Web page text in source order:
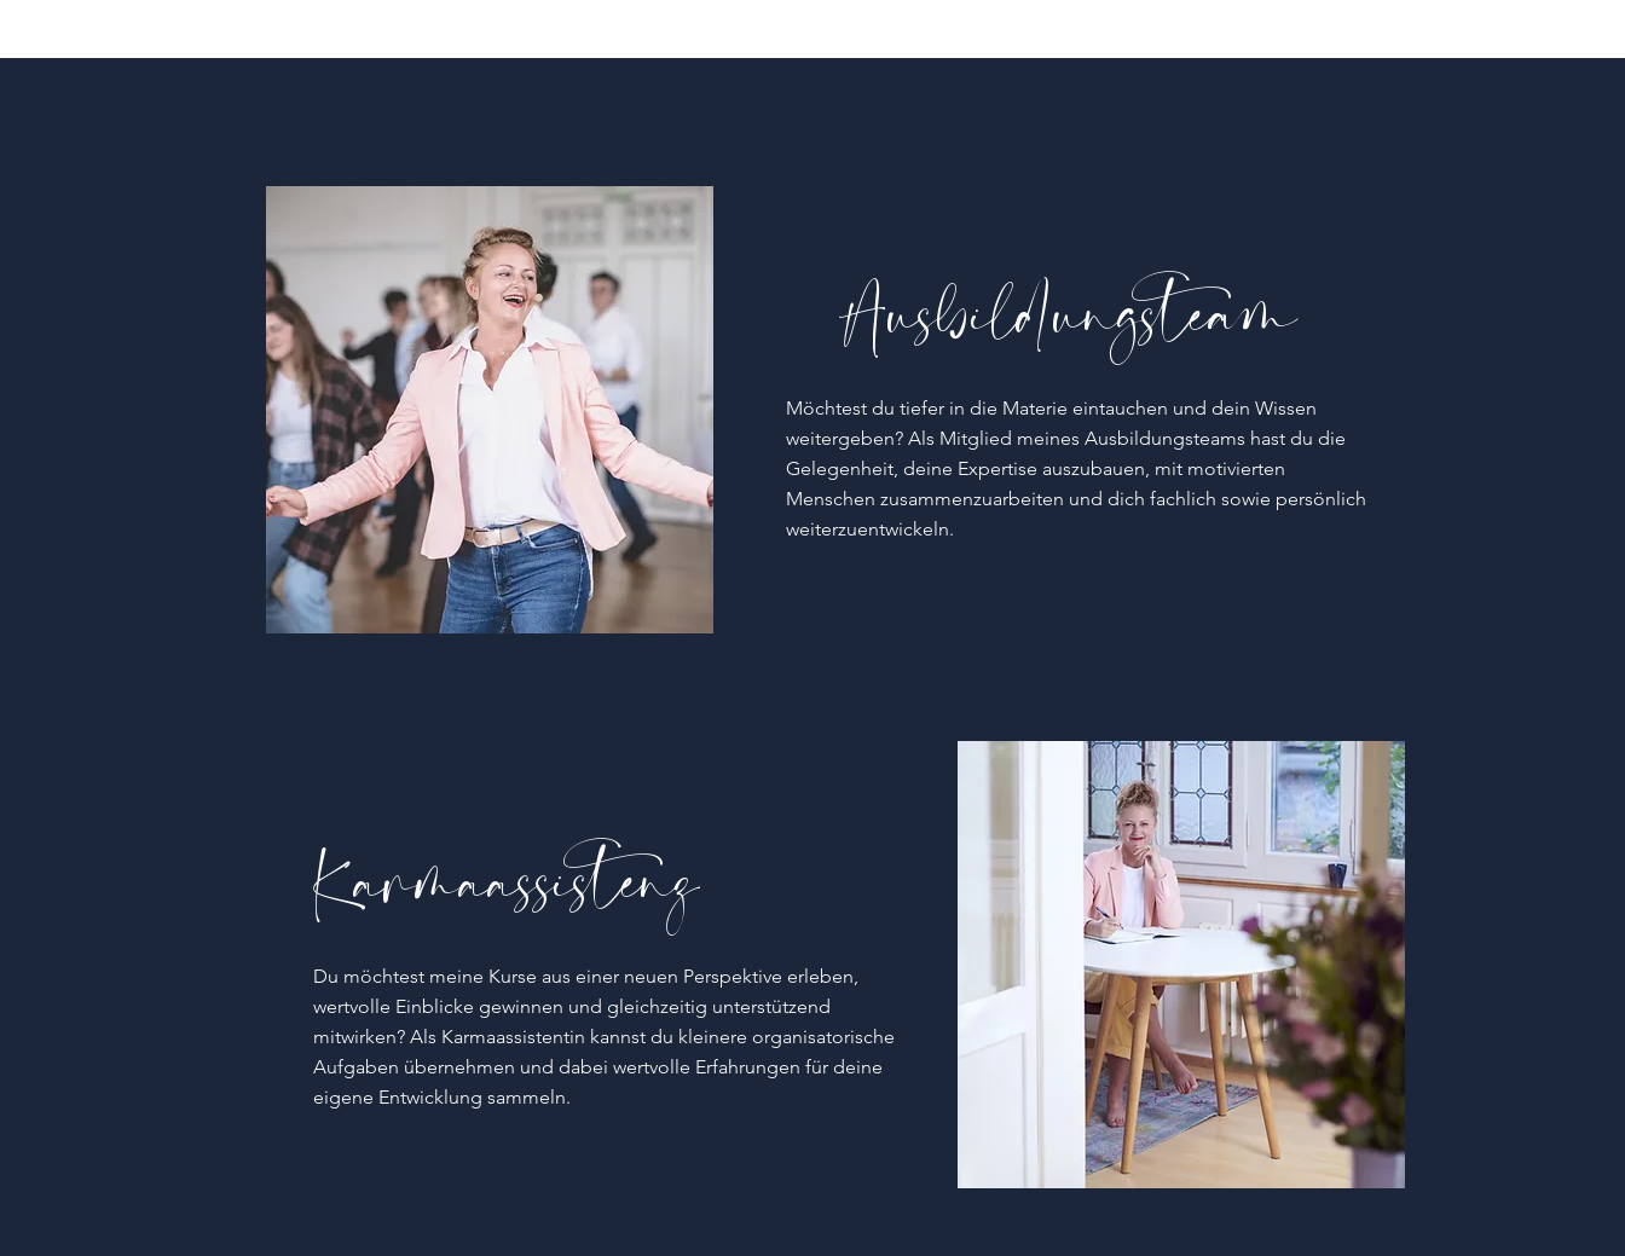
Ausbildungsteam
Möchtest du tiefer in die Materie eintauchen und dein Wissen
weitergeben? Als Mitglied meines Ausbildungsteams hast du die
Gelegenheit, deine Expertise auszubauen, mit motivierten
Menschen zusammenzuarbeiten und dich fachlich sowie persönlich
weiterzuentwickeln.
Karmaassistenz
Du möchtest meine Kurse aus einer neuen Perspektive erleben,
wertvolle Einblicke gewinnen und gleichzeitig unterstützend
mitwirken? Als Karmaassistentin kannst du kleinere organisatorische
Aufgaben übernehmen und dabei wertvolle Erfahrungen für deine
eigene Entwicklung sammeln.